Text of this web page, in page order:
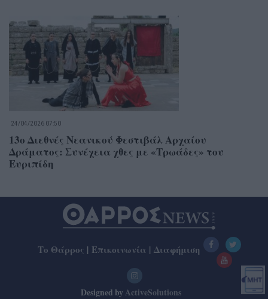
24/04/2026 07:50
13ο Διεθνές Νεανικού Φεστιβάλ Αρχαίου
Δράματος: Συνέχεια χθες με «Τρωάδες» του
Ευριπίδη
Το Θάρρος | Επικοινωνία | Διαφήμιση
Designed by ActiveSolutions